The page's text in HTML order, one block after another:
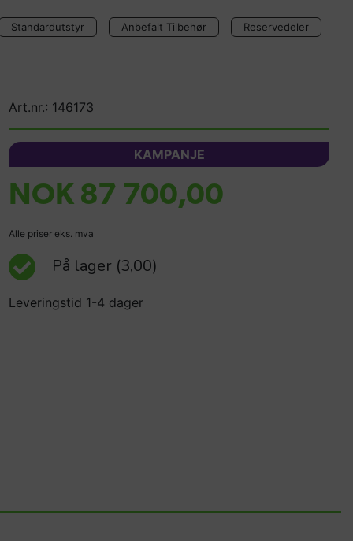
Standardutstyr Anbefalt Tilbehør Reservedeler
Art.nr.: 146173
KAMPANJE
NOK 87 700,00
Alle priser eks. mva
På lager (3,00)
Leveringstid 1-4 dager